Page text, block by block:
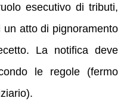
esecutivo di tributi,
un atto di pignoramento
La notifica deve
le regole (fermo